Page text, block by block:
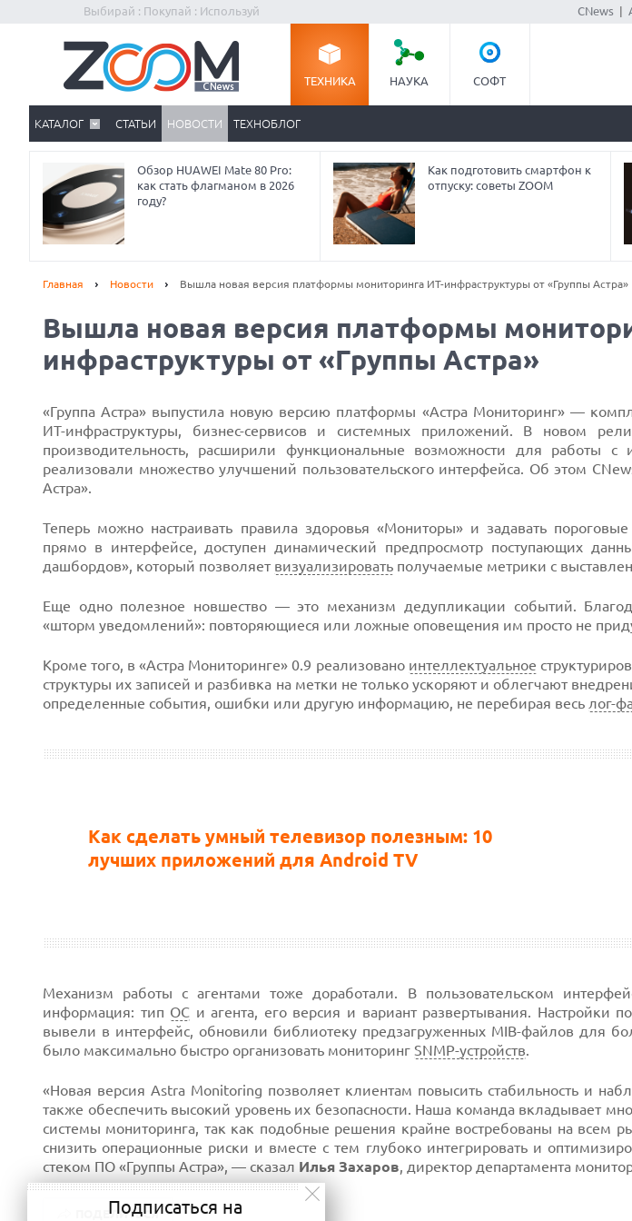
Выбирай : Покупай : Используй CNews|
ТЕХНИКА НАУКА СОФТ
КАТАЛОГ СТАТЬИ НОВОСТИ ТЕХНОБЛОГ
Обзор HUAWEI Mate 80 Pro:
как стать флагманом в 2026
году?
Как подготовить смартфон к
отпуску: советы ZOOM
Главная Новости Вышла новая версия платформы мониторинга ИТ-инфраструктуры от «Группы Астра»
Вышла новая версия платформы
инфраструктуры от «Группы Астра»
«Группа Астра» выпустила новую версию платформы «Астра Мониторинг» —
ИТ-инфраструктуры, бизнес-сервисов и системных приложений. В новом
производительность, расширили функциональные возможности для работы
реализовали множество улучшений пользовательского интерфейса. Об этом
Астра».
Теперь можно настраивать правила здоровья «Мониторы» и задавать
прямо в интерфейсе, доступен динамический предпросмотр поступающих
дашбордов», который позволяет визуализировать получаемые метрики с
Еще одно полезное новшество — это механизм дедупликации событий.
«шторм уведомлений»: повторяющиеся или ложные оповещения им просто не
Кроме того, в «Астра Мониторинге» 0.9 реализовано интеллектуальное
структуры их записей и разбивка на метки не только ускоряют и облегчают
определенные события, ошибки или другую информацию, не перебирая весь лог-
Как сделать умный телевизор полезным: 10
лучших приложений для Android TV
Механизм работы с агентами тоже доработали. В пользовательском
информация: тип ОС и агента, его версия и вариант развертывания. Настройки
вывели в интерфейс, обновили библиотеку предзагруженных MIB-файлов для
было максимально быстро организовать мониторинг SNMP-устройств.
«Новая версия Astra Monitoring позволяет клиентам повысить стабильность и
также обеспечить высокий уровень их безопасности. Наша команда вкладывает
системы мониторинга, так как подобные решения крайне востребованы на всем
снизить операционные риски и вместе с тем глубоко интегрировать и
стеком ПО «Группы Астра», — сказал Илья Захаров, директор департамента
ПОДЕЛИТЬСЯ
Prev
Подписаться на